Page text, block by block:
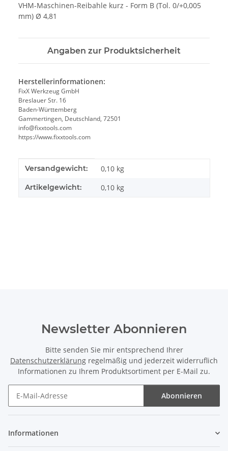
VHM-Maschinen-Reibahle kurz - Form B (Tol. 0/+0,005
mm) Ø 4,81
Angaben zur Produktsicherheit
Herstellerinformationen:
FixX Werkzeug GmbH
Breslauer Str. 16
Baden-Württemberg
Gammertingen, Deutschland, 72501
info@fixxtools.com
https://www.fixxtools.com
Produkteigenschaft
Wert
Versandgewicht: 0,10 kg
Artikelgewicht: 0,10 kg
Newsletter Abonnieren
Bitte senden Sie mir entsprechend Ihrer
Datenschutzerklärung regelmäßig und jederzeit widerruflich
Informationen zu Ihrem Produktsortiment per E-Mail zu.
Abonnieren
Informationen